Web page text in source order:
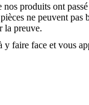
produits ont
ne peuvent pas
la preuve.
y faire face et vous